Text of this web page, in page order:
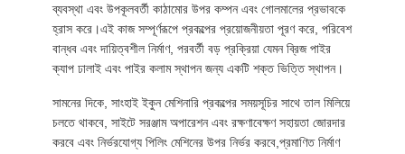
ব্যবস্থা এবং উপকূলবর্তী কাঠামোর উপর কম্পন এবং গোলমালের প্রভাবকে
হ্রাস করে।এই কাজ সম্পূর্ণরূপে প্রকল্পের প্রয়োজনীয়তা পূরণ করে, পরিবেশ
বান্ধব এবং দায়িত্বশীল নির্মাণ, পরবর্তী বড় প্রক্রিয়া যেমন ব্রিজ পাইর
ক্যাপ ঢালাই এবং পাইর কলাম স্থাপন জন্য একটি শক্ত ভিত্তি স্থাপন।
সামনের দিকে, সাংহাই ইকুন মেশিনারি প্রকল্পের সময়সূচির সাথে তাল মিলিয়ে
চলতে থাকবে, সাইটে সরঞ্জাম অপারেশন এবং রক্ষণাবেক্ষণ সহায়তা জোরদার
করবে এবং নির্ভরযোগ্য পিলিং মেশিনের উপর নির্ভর করবে,প্রমাণিত নির্মাণ